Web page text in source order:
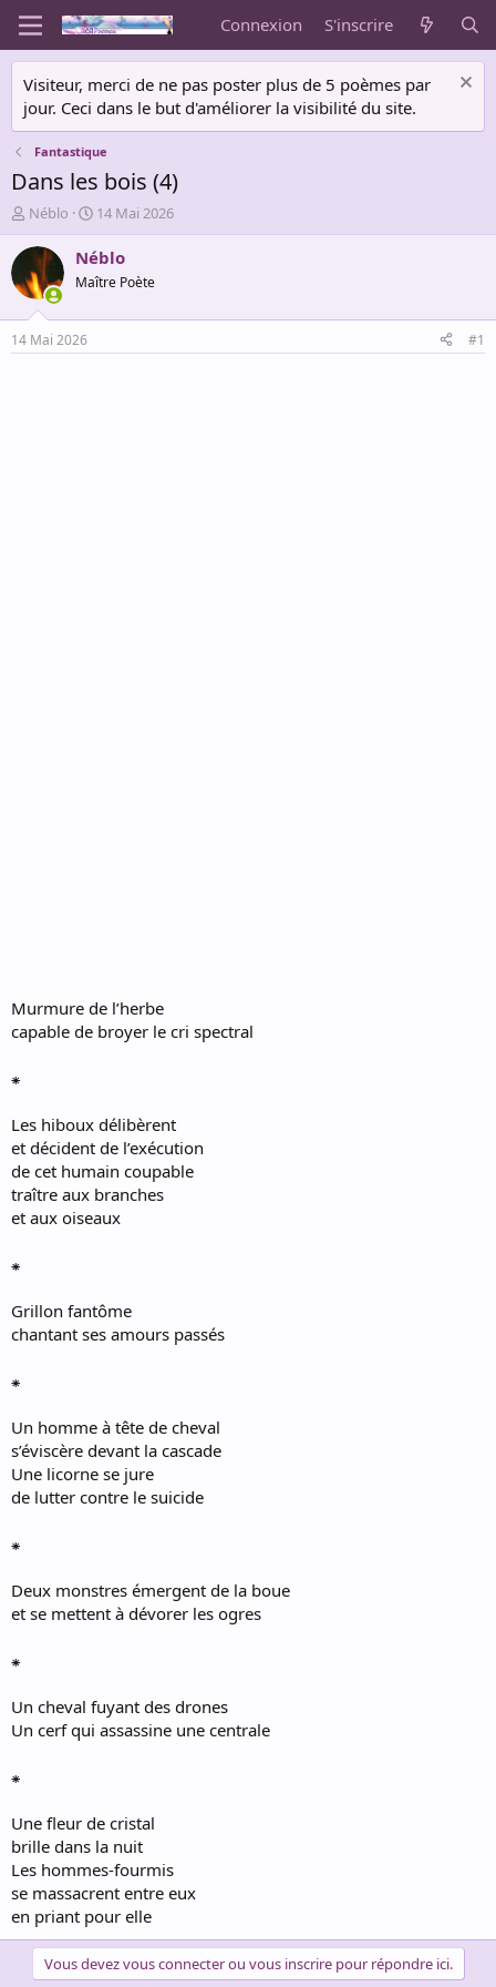
Connexion S'inscrire
Visiteur, merci de ne pas poster plus de 5 poèmes par
jour. Ceci dans le but d'améliorer la visibilité du site.
Fantastique
Dans les bois (4)
A
u
t
e
u
r
d
e
Néblo
D
a
t
e
d
é
14 Mai 2026
Néblo
Maître Poète
14 Mai 2026 #1
Murmure de l’herbe
capable de broyer le cri spectral
⁕
Les hiboux délibèrent
et décident de l’exécution
de cet humain coupable
traître aux branches
et aux oiseaux
⁕
Grillon fantôme
chantant ses amours passés
⁕
Un homme à tête de cheval
s’éviscère devant la cascade
Une licorne se jure
de lutter contre le suicide
⁕
Deux monstres émergent de la boue
et se mettent à dévorer les ogres
⁕
Un cheval fuyant des drones
Un cerf qui assassine une centrale
⁕
Une fleur de cristal
brille dans la nuit
Les hommes-fourmis
se massacrent entre eux
en priant pour elle
Vous devez vous connecter ou vous inscrire pour répondre ici.